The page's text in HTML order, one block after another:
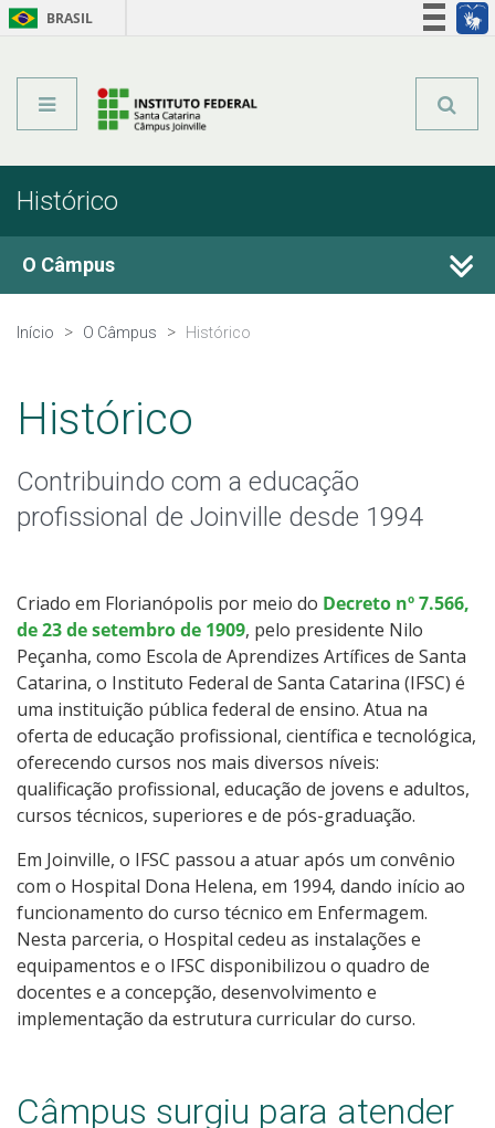
BRASIL
Histórico
O Câmpus
Histórico
Colegiados
Documentos Norteadores
Trabalhe no IFSC
Licitações
Acesso à Informação
Ouvidoria
Editais
Início O Câmpus Histórico
Histórico
Contribuindo com a educação
profissional de Joinville desde 1994
Criado em Florianópolis por meio do Decreto nº 7.566,
de 23 de setembro de 1909, pelo presidente Nilo
Peçanha, como Escola de Aprendizes Artífices de Santa
Catarina, o Instituto Federal de Santa Catarina (IFSC) é
uma instituição pública federal de ensino. Atua na
oferta de educação profissional, científica e tecnológica,
oferecendo cursos nos mais diversos níveis:
qualificação profissional, educação de jovens e adultos,
cursos técnicos, superiores e de pós-graduação.
Em Joinville, o IFSC passou a atuar após um convênio
com o Hospital Dona Helena, em 1994, dando início ao
funcionamento do curso técnico em Enfermagem.
Nesta parceria, o Hospital cedeu as instalações e
equipamentos e o IFSC disponibilizou o quadro de
docentes e a concepção, desenvolvimento e
implementação da estrutura curricular do curso.
Câmpus surgiu para atender